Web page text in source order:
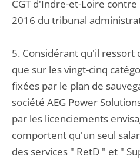
CGT d'Indre-et-Loire
2016 du tribunal
5. Considérant qu'il ressort
que sur les vingt-cinq
fixées par le plan de
société AEG Power
par les licenciements
comportent qu'un seul
des services " RetD " et "